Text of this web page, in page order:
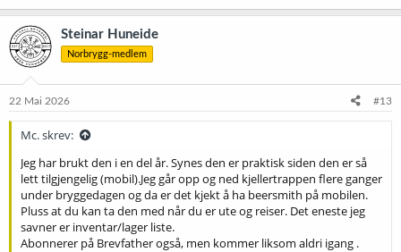
Steinar Huneide
Norbrygg-medlem
22 Mai 2026 #13
Mc. skrev:
Jeg har brukt den i en del år. Synes den er praktisk siden den er så
lett tilgjengelig (mobil).Jeg går opp og ned kjellertrappen flere ganger
under bryggedagen og da er det kjekt å ha beersmith på mobilen.
Pluss at du kan ta den med når du er ute og reiser. Det eneste jeg
savner er inventar/lager liste.
Abonnerer på Brevfather også, men kommer liksom aldri igang .